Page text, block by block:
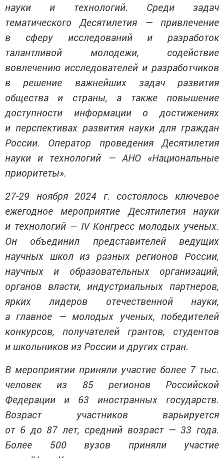
науки и технологий. Среди задач
тематического Десятилетия — привлечение
в сферу исследований и разработок
талантливой молодежи, содействие
вовлечению исследователей и разработчиков
в решение важнейших задач развития
общества и страны, а также повышение
доступности информации о достижениях
и перспективах развития науки для граждан
России. Оператор проведения Десятилетия
науки и технологий — АНО «Национальные
приоритеты».
27-29 ноября 2024 г. состоялось ключевое
ежегодное мероприятие Десятилетия науки
и технологий — IV Конгресс молодых ученых.
Он объединил представителей ведущих
научных школ из разных регионов России,
научных и образовательных организаций,
органов власти, индустриальных партнеров,
ярких лидеров отечественной науки,
а главное — молодых ученых, победителей
конкурсов, получателей грантов, студентов
и школьников из России и других стран.
В мероприятии приняли участие более 7 тыс.
человек из 85 регионов Российской
Федерации и 63 иностранных государств.
Возраст участников варьируется
от 6 до 87 лет, средний возраст — 33 года.
Более 500 вузов приняли участие